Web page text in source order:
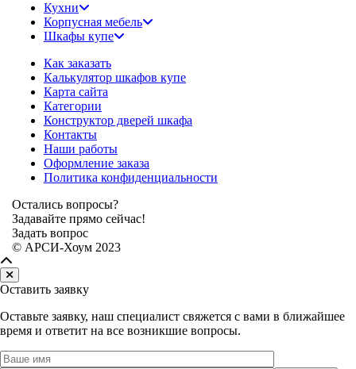
Кухни
Корпусная мебель
Шкафы купе
Как заказать
Калькулятор шкафов купе
Карта сайта
Категории
Конструктор дверей шкафа
Контакты
Наши работы
Оформление заказа
Политика конфиденциальности
Остались вопросы?
Задавайте прямо сейчас!
Задать вопрос
© АРСИ-Хоум 2023
Оставить заявку
Оставьте заявку, наш специалист свяжется с вами в ближайшее
время и ответит на все возникшие вопросы.